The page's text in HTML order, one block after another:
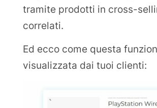
tramite prodotti in cross-
correlati.
Ed ecco come questa
visualizzata dai tuoi clienti: